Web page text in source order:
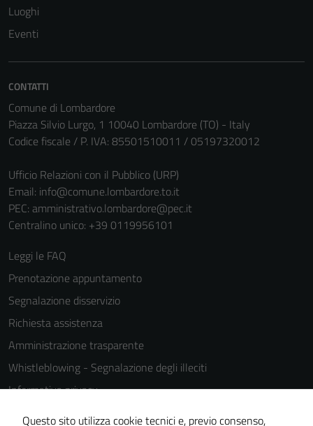
Luoghi
Eventi
CONTATTI
Comune di Lombardore
Piazza Silvio Lurgo, 1 10040 Lombardore (TO) - Italy
Codice fiscale / P. IVA: 85501510011 / 05197320012
Ufficio Relazioni con il Pubblico (URP)
Email: info@comune.lombardore.to.it
PEC: amministrativo.lombardore@pec.it
Centralino unico: +39 0119956101
Leggi le FAQ
Prenotazione appuntamento
Segnalazione disservizio
Richiesta assistenza
Amministrazione trasparente
Whistleblowing - Segnalazione degli illeciti
Informativa privacy
Cookie Policy
Questo sito utilizza cookie tecnici e, previo consenso,
disabilitati.
Questi cookie
informazioni